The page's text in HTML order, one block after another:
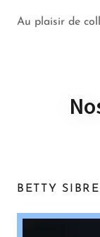
Au plaisir de
BETTY SIBRE